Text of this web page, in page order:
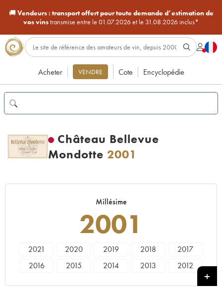
🚚Vendeurs : transport offert pour toute demande d’estimation de
vos vinstransmise entre le 01.07.2026 et le 31.08.2026 inclus*
Acheter VENDRE Cote Encyclopédie
Château Bellevue
Mondotte 2001
Millésime
2001
2021 2020 2019 2018
2017
2016
2015 2014 2013
2012